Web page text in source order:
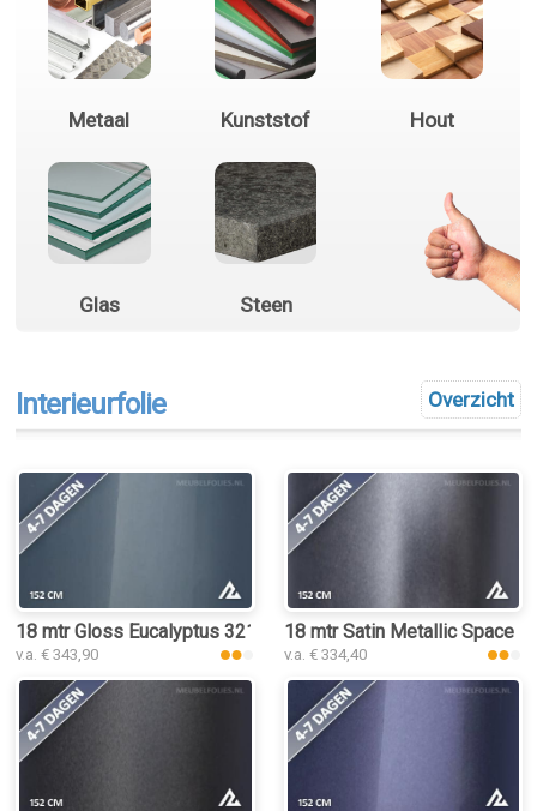
Metaal Kunststof Hout
Glas Steen
Overzicht
Interieurfolie
18 mtr Gloss Eucalyptus 3210 interieurfolie
v.a. € 343,90
18 mtr Satin Metallic Space
v.a. € 334,40